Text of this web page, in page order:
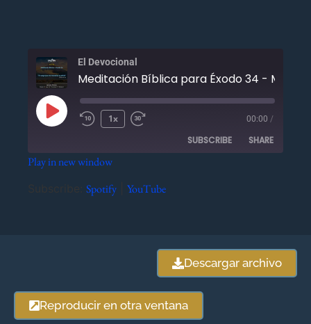
El Devocional
1x 00:00 /
SUBSCRIBE SHARE
Play in new window
Spotify YouTube
Descargar archivo
Reproducir en otra ventana